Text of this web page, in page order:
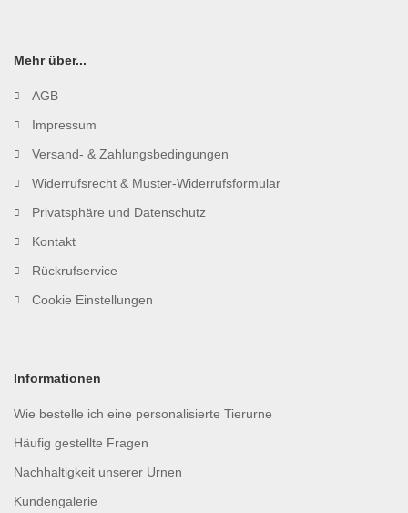
Mehr über...
AGB
Impressum
Versand- & Zahlungsbedingungen
Widerrufsrecht & Muster-Widerrufsformular
Privatsphäre und Datenschutz
Kontakt
Rückrufservice
Cookie Einstellungen
Informationen
Wie bestelle ich eine personalisierte Tierurne
Häufig gestellte Fragen
Nachhaltigkeit unserer Urnen
Kundengalerie